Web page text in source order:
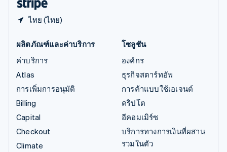
ไทย (ไทย)
ผลิตภัณฑ์และค่าบริการ
ค่าบริการ
Atlas
การเพิ่มการอนุมัติ
Billing
Capital
Checkout
Climate
โซลูชัน
องค์กร
ธุรกิจสตาร์ทอัพ
การค้าแบบใช้เอเจนต์
คริปโต
อีคอมเมิร์ซ
บริการทางการเงินที่ผสาน
รวมในตัว